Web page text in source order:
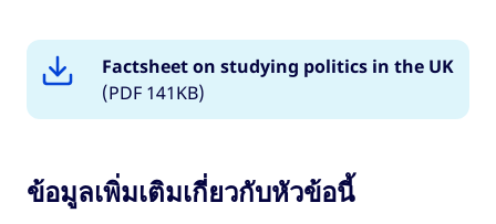
Factsheet on studying politics in the UK
(PDF 141KB)
ข้อมูลเพิ่มเติมเกี่ยวกับหัวข้อนี้